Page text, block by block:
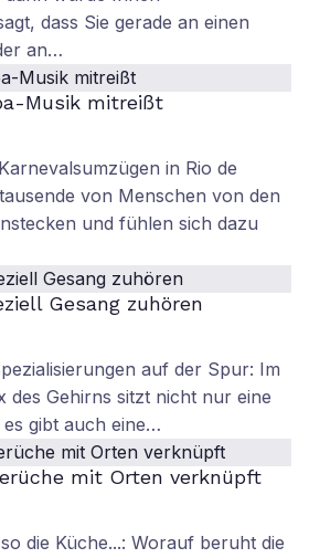
dass Sie gerade an einen
an…
Musik mitreißt
in Rio de
von Menschen von den
und fühlen sich dazu
Gesang zuhören
auf der Spur: Im
des Gehirns sitzt nicht nur eine
gibt auch eine…
mit Orten verknüpft
die Küche...: Worauf beruht die